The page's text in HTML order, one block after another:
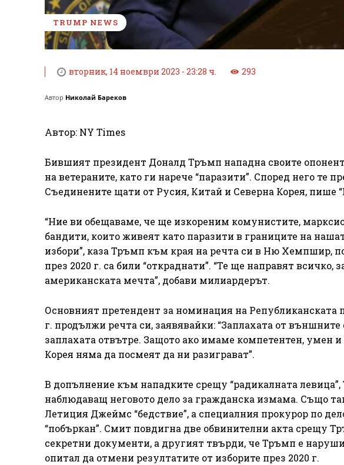
TRUMP NEWS
вторник, 14 ноември 2023 - 23:28 ч. 293
Автор Николай Бареков
Автор: NY Times
Бившият президент Доналд Тръмп нападна своите
на ветераните, като ги нарече “паразити”. Според него те
Съединените щати от Русия, Китай и Северна Корея, пише
“Ние ви обещаваме, че ще изкореним комунистите,
бандити, които живеят като паразити в границите на
избори”, каза Тръмп към края на речта си в Ню Хемпшир,
през 2020 г. са били “откраднати”. “Те ще направят
американската мечта”, добави милиардерът.
Основният претендент за номинация на Републиканската
г. продължи речта си, заявявайки: “Заплахата от
заплахата отвътре. Защото ако имаме компетентен, умен
Корея няма да посмеят да ни разиграват”.
В допълнение към нападките срещу “радикалната
наблюдаващ неговото дело за гражданска измама. Също
Летиция Джеймс “бедствие”, а специалния прокурор по
“побъркан”. Смит повдигна две обвинителни акта срещу
секретни документи, а другият твърди, че Тръмп е
опитал да отмени резултатите от изборите през 2020 г.